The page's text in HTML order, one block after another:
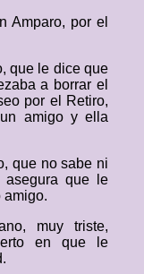
Amparo, por el
que le dice que
a borrar el
por el Retiro,
amigo y ella
que no sabe ni
que le
amigo.
muy triste,
en que le